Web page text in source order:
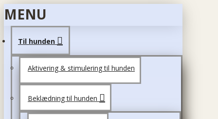
MENU
Til hunden
Aktivering & stimulering til hunden
Beklædning til hunden